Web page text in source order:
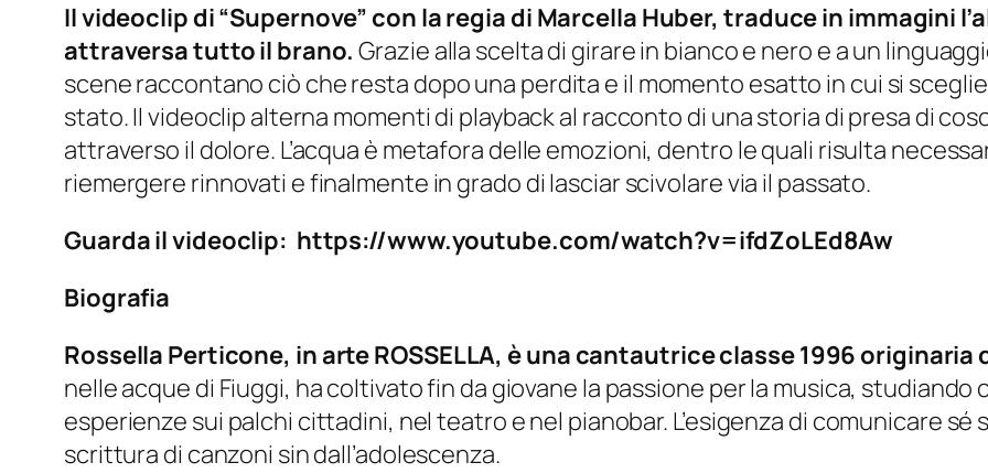
Il videoclip di “Supernove” con la regia di Marcella Huber, traduce in immagini
attraversa tutto il brano.Grazie alla scelta di girare in bianco e nero e a un
scene raccontano ciò che resta dopo una perdita e il momento esatto in cui si
stato. Il videoclip alterna momenti di playback al racconto di una storia di presa di
attraverso il dolore. L’acqua è metafora delle emozioni, dentro le quali risulta
riemergere rinnovati e finalmente in grado di lasciar scivolare via il passato.
Guarda il videoclip: https://www.youtube.com/watch?v=ifdZoLEd8Aw
Biografia
Rossella Perticone, in arte ROSSELLA, è una cantautrice classe 1996 originaria
nelle acque di Fiuggi, ha coltivato fin da giovane la passione per la musica,
esperienze sui palchi cittadini, nel teatro e nel pianobar. L’esigenza di comunicare sé
scrittura di canzoni sin dall’adolescenza.